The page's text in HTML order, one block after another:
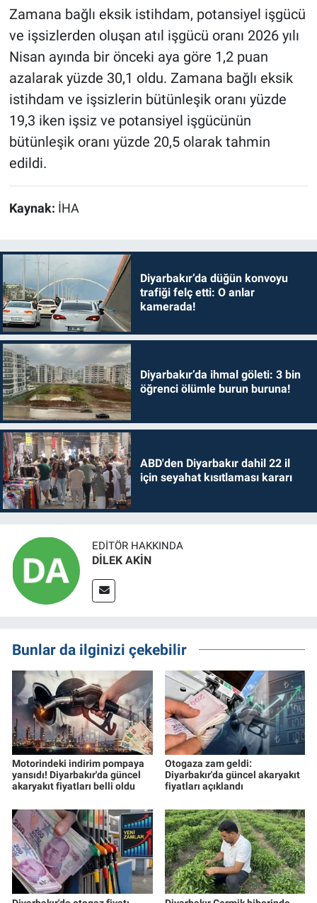
Zamana bağlı eksik istihdam, potansiyel işgücü
ve işsizlerden oluşan atıl işgücü oranı 2026 yılı
Nisan ayında bir önceki aya göre 1,2 puan
azalarak yüzde 30,1 oldu. Zamana bağlı eksik
istihdam ve işsizlerin bütünleşik oranı yüzde
19,3 iken işsiz ve potansiyel işgücünün
bütünleşik oranı yüzde 20,5 olarak tahmin
edildi.
Kaynak: İHA
Diyarbakır’da düğün konvoyu
trafiği felç etti: O anlar
kamerada!
Diyarbakır’da ihmal göleti: 3 bin
öğrenci ölümle burun buruna!
ABD'den Diyarbakır dahil 22 il
için seyahat kısıtlaması kararı
EDITÖR HAKKINDA
DİLEK AKİN
Bunlar da ilginizi çekebilir
Motorindeki indirim pompaya
yansıdı! Diyarbakır'da güncel
akaryakıt fiyatları belli oldu
Otogaza zam geldi:
Diyarbakır'da güncel akaryakıt
fiyatları açıklandı